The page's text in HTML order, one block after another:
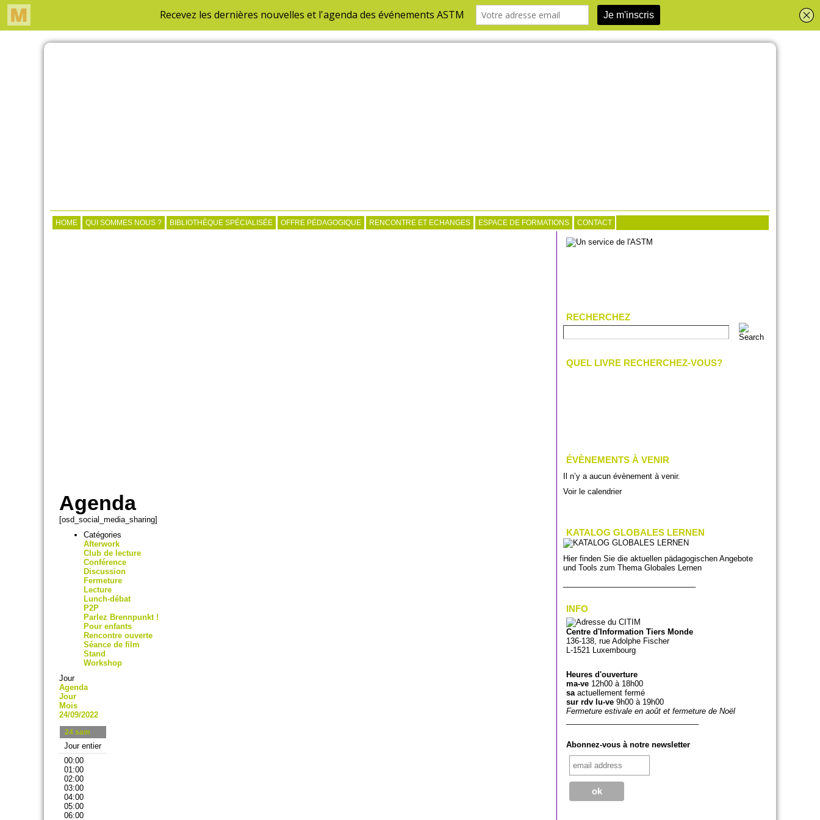
HOME QUI SOMMES NOUS ? BIBLIOTHÈQUE SPÉCIALISÉE OFFRE PÉDAGOGIQUE RENCONTRE ET ECHANGES ESPACE DE FORMATIONS CONTACT
Agenda
[osd_social_media_sharing]
Catégories
Afterwork
Club de lecture
Conférence
Discussion
Fermeture
Lecture
Lunch-débat
P2P
Parlez Brennpunkt !
Pour enfants
Rencontre ouverte
Séance de film
Stand
Workshop
Jour
Agenda
Jour
Mois
24/09/2022
24 sam
Jour entier
00:00
01:00
02:00
03:00
04:00
05:00
06:00
RECHERCHEZ
QUEL LIVRE RECHERCHEZ-VOUS?
ÉVÈNEMENTS À VENIR
Il n’y a aucun évènement à venir.
Voir le calendrier
KATALOG GLOBALES LERNEN
Hier finden Sie die aktuellen pädagogischen Angebote
und Tools zum Thema Globales Lernen
INFO
Centre d'Information Tiers Monde
136-138, rue Adolphe Fischer
L-1521 Luxembourg
Heures d'ouverture
ma-ve 12h00 à 18h00
saactuellement fermé
sur rdv lu-ve 9h00 à 19h00
Fermeture estivale en août et fermeture de Noël
Abonnez-vous à notre newsletter